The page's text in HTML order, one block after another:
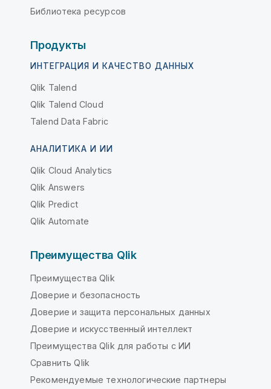
Библиотека ресурсов
Продукты
ИНТЕГРАЦИЯ И КАЧЕСТВО ДАННЫХ
Qlik Talend
Qlik Talend Cloud
Talend Data Fabric
АНАЛИТИКА И ИИ
Qlik Cloud Analytics
Qlik Answers
Qlik Predict
Qlik Automate
Преимущества Qlik
Преимущества Qlik
Доверие и безопасность
Доверие и защита персональных данных
Доверие и искусственный интеллект
Преимущества Qlik для работы с ИИ
Сравнить Qlik
Рекомендуемые технологические партнеры